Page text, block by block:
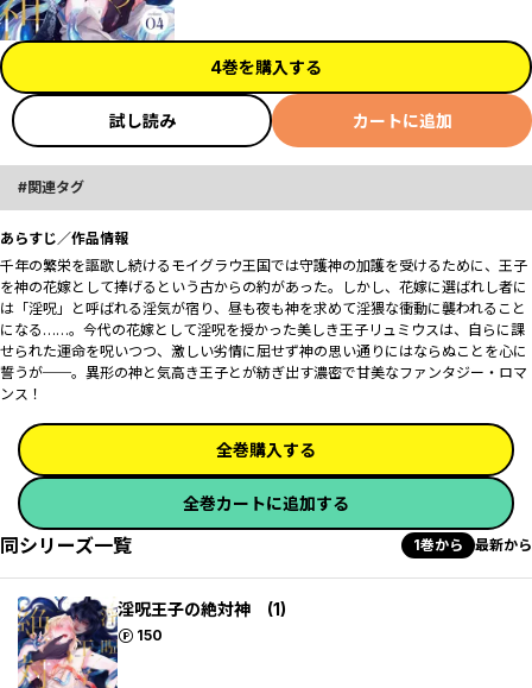
4巻を購入する
試し読み カートに追加
関連タグ
あらすじ／作品情報
千年の繁栄を謳歌し続けるモイグラウ王国では守護神の加護を受けるために、王子
を神の花嫁として捧げるという古からの約があった。しかし、花嫁に選ばれし者に
は「淫呪」と呼ばれる淫気が宿り、昼も夜も神を求めて淫猥な衝動に襲われること
になる……。今代の花嫁として淫呪を授かった美しき王子リュミウスは、自らに課
せられた運命を呪いつつ、激しい劣情に屈せず神の思い通りにはならぬことを心に
誓うが──。異形の神と気高き王子とが紡ぎ出す濃密で甘美なファンタジー・ロマ
ンス！
全巻購入する
全巻カートに追加する
同シリーズ一覧 1巻から 最新から
淫呪王子の絶対神 (1)
150
ポイント